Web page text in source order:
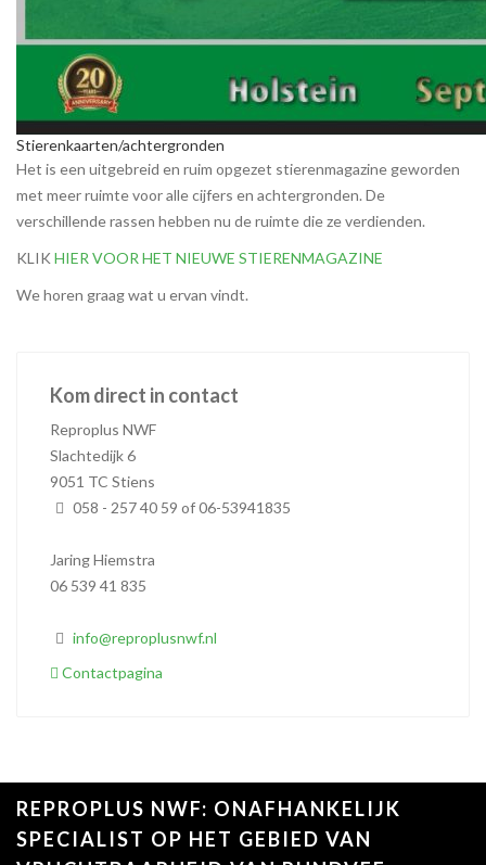
Stierenkaarten/achtergronden
Het is een uitgebreid en ruim opgezet stierenmagazine geworden
met meer ruimte voor alle cijfers en achtergronden. De
verschillende rassen hebben nu de ruimte die ze verdienden.
KLIK HIER VOOR HET NIEUWE STIERENMAGAZINE
We horen graag wat u ervan vindt.
Kom direct in contact
Reproplus NWF
Slachtedijk 6
9051 TC Stiens
058 - 257 40 59 of 06-53941835
Jaring Hiemstra
06 539 41 835
info@reproplusnwf.nl
Contactpagina
REPROPLUS NWF: ONAFHANKELIJK
SPECIALIST OP HET GEBIED VAN